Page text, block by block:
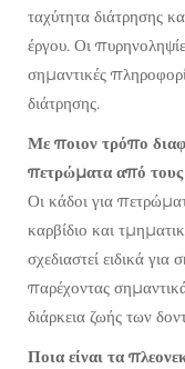
ταχύτητα διάτρησης
έργου. Οι
σημαντικές
διάτρησης.
Με ποιον τρόπο
πετρώματα από τους
Οι κάδοι για
καρβίδιο και
σχεδιαστεί ειδικά
παρέχοντας
διάρκεια ζωής των
Ποια είναι τα